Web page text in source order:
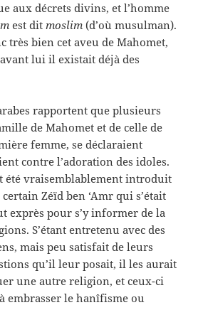
aux décrets divins, et l’homme
est ditmoslim (d’où musulman).
très bien cet aveu de Mahomet,
lui il existait déjà des
rapportent que plusieurs
de Mahomet et de celle de
femme, se déclaraient
contre l’adoration des idoles.
été vraisemblablement introduit
Zéïd ben ‘Amr qui s’était
exprès pour s’y informer de la
S’étant entretenu avec des
mais peu satisfait de leurs
qu’il leur posait, il les aurait
une autre religion, et ceux-ci
embrasser le hanîfisme ou